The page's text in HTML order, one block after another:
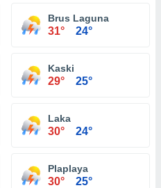
Brus Laguna
31° 24°
Kaski
29° 25°
Laka
30° 24°
Plaplaya
30° 25°